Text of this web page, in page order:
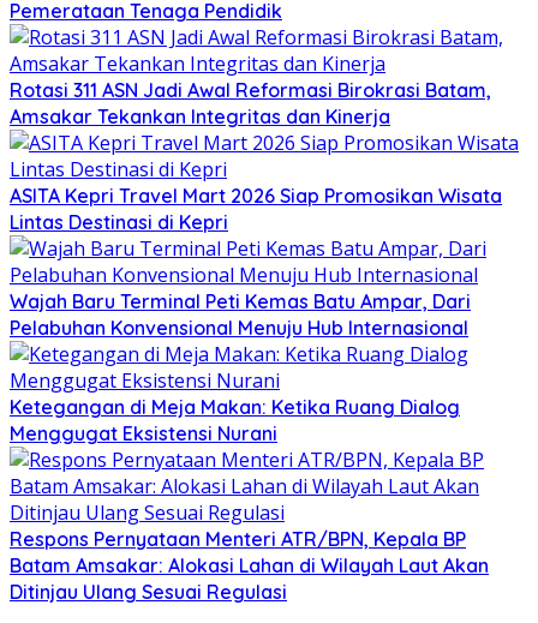
Pemerataan Tenaga Pendidik
Rotasi 311 ASN Jadi Awal Reformasi Birokrasi Batam,
Amsakar Tekankan Integritas dan Kinerja
ASITA Kepri Travel Mart 2026 Siap Promosikan Wisata
Lintas Destinasi di Kepri
Wajah Baru Terminal Peti Kemas Batu Ampar, Dari
Pelabuhan Konvensional Menuju Hub Internasional
Ketegangan di Meja Makan: Ketika Ruang Dialog
Menggugat Eksistensi Nurani
Respons Pernyataan Menteri ATR/BPN, Kepala BP
Batam Amsakar: Alokasi Lahan di Wilayah Laut Akan
Ditinjau Ulang Sesuai Regulasi